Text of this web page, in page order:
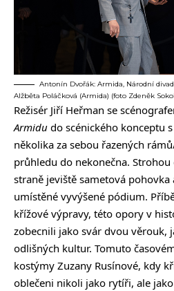
Antonín Dvořák: Armida, Národní
Alžběta Poláčková (Armida) (foto Zdeněk
Režisér Jiří Heřman se
Armidu do scénického konceptu
několika za sebou řazených
průhledu do nekonečna.
straně jeviště sametová pohovka
umístěné vyvýšené pódium.
křížové výpravy, této opory v
zobecnili jako svár dvou věrouk,
odlišných kultur. Tomuto
kostýmy Zuzany Rusínové, kdy
oblečeni nikoli jako rytíři, ale